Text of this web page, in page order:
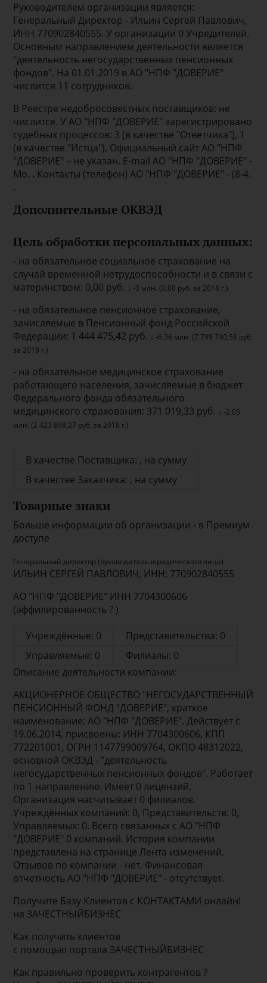
Руководителем организации является:
Генеральный Директор - Ильин Сергей Павлович,
ИНН 770902840555. У организации 0 Учредителей.
Основным направлением деятельности является
"деятельность негосударственных пенсионных
фондов". На 01.01.2019 в АО "НПФ "ДОВЕРИЕ"
числится 11 сотрудников.
В Реестре недобросовестных поставщиков: не
числится. У АО "НПФ "ДОВЕРИЕ" зарегистрировано
судебных процессов: 3 (в качестве "Ответчика"), 1
(в качестве "Истца"), Официальный сайт АО "НПФ
"ДОВЕРИЕ" – не указан. E-mail АО "НПФ "ДОВЕРИЕ" -
Мо. . Контакты (телефон) АО "НПФ "ДОВЕРИЕ" - (8-4.
.
Дополнительные ОКВЭД
Цель обработки персональных данных:
- на обязательное социальное страхование на
случай временной нетрудоспособности и в связи с
материнством: 0,00 руб. ↓ -0 млн. (0,00 руб. за 2018 г.)
- на обязательное пенсионное страхование,
зачисляемые в Пенсионный фонд Российской
Федерации: 1 444 475,42 руб. ↓ -6.36 млн. (7 799 740,58 руб.
за 2018 г.)
- на обязательное медицинское страхование
работающего населения, зачисляемые в бюджет
Федерального фонда обязательного
медицинского страхования: 371 019,33 руб. ↓ -2.05
млн. (2 423 898,27 руб. за 2018 г.)
В качестве Поставщика: , на сумму
В качестве Заказчика: , на сумму
Товарные знаки
Больше информации об организации - в Премиум
доступе
Генеральный директор (руководитель юридического лица)
ИЛЬИН СЕРГЕЙ ПАВЛОВИЧ, ИНН: 770902840555
АО "НПФ "ДОВЕРИЕ" ИНН 7704300606
(аффилированность ? )
Учреждённые: 0
Представительства: 0
Управляемые: 0
Филиалы: 0
Описание деятельности компании:
АКЦИОНЕРНОЕ ОБЩЕСТВО "НЕГОСУДАРСТВЕННЫЙ
ПЕНСИОННЫЙ ФОНД "ДОВЕРИЕ", краткое
наименование: АО "НПФ "ДОВЕРИЕ". Действует с
19.06.2014, присвоены: ИНН 7704300606, КПП
772201001, ОГРН 1147799009764, ОКПО 48312022,
основной ОКВЭД - "деятельность
негосударственных пенсионных фондов". Работает
по 1 направлению. Имеет 0 лицензий.
Организация насчитывает 0 филиалов.
Учреждённых компаний: 0, Представительств: 0,
Управляемых: 0. Всего связанных с АО "НПФ
"ДОВЕРИЕ" 0 компаний. История компании
представлена на странице Лента изменений.
Отзывов по компании - нет. Финансовая
отчетность АО "НПФ "ДОВЕРИЕ" - отсутствует.
Получите Базу Клиентов с КОНТАКТАМИ онлайн!
на ЗАЧЕСТНЫЙБИЗНЕС
Как получить клиентов
с помощью портала ЗАЧЕСТНЫЙБИЗНЕС
Как правильно проверить контрагентов ?